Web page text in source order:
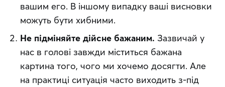
вашим его. В іншому випадку ваші висновки
можуть бути хибними.
Не підміняйте дійсне бажаним. Зазвичай у
нас в голові завжди міститься бажана
картина того, чого ми хочемо досягти. Але
на практиці ситуація часто виходить з-під